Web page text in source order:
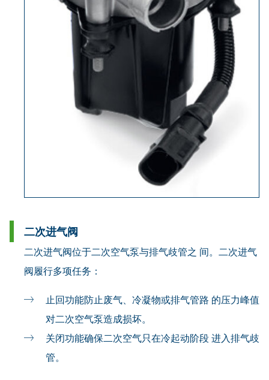
二次进气阀
二次进气阀位于二次空气泵与排气歧管之 间。二次进气
阀履行多项任务：
止回功能防止废气、冷凝物或排气管路 的压力峰值
对二次空气泵造成损坏。
关闭功能确保二次空气只在冷起动阶段 进入排气歧
管。